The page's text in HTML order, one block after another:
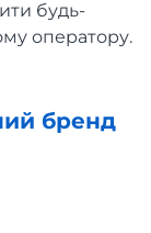
будь-
оператору.
бренд